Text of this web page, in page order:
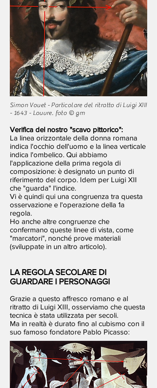
Simon Vouet - Particolare del ritratto di Luigi XIII
- 1643 - Louvre. foto © gm
Verifica del nostro "scavo pittorico":
La linea orizzontale della donna romana
indica l'occhio dell'uomo e la linea verticale
indica l'ombelico. Qui abbiamo
l'applicazione della prima regola di
composizione: è designato un punto di
riferimento del corpo. Idem per Luigi XII
che "guarda" l'indice.
Vi è quindi qui una congruenza tra questa
osservazione e l'operazione della 1a
regola.
Ho anche altre congruenze che
confermano queste linee di vista, come
"marcatori", nonché prove materiali
(sviluppate in un altro articolo).
LA REGOLA SECOLARE DI
GUARDARE I PERSONAGGI
Grazie a questo affresco romano e al
ritratto di Luigi XIII, osserviamo che questa
tecnica è stata utilizzata per secoli.
Ma in realtà è durato fino al cubismo con il
suo famoso fondatore Pablo Picasso: